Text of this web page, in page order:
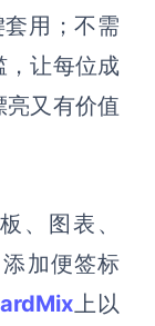
用 ；不需
，让每位成
亮又有价值
、图表、
添加便签标
上以